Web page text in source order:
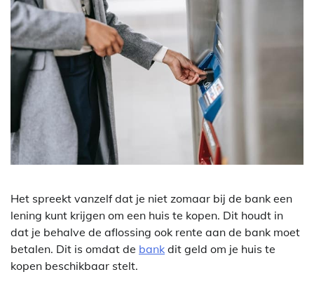
Het spreekt vanzelf dat je niet zomaar bij de bank een
lening kunt krijgen om een huis te kopen. Dit houdt in
dat je behalve de aflossing ook rente aan de bank moet
betalen. Dit is omdat de bank dit geld om je huis te
kopen beschikbaar stelt.